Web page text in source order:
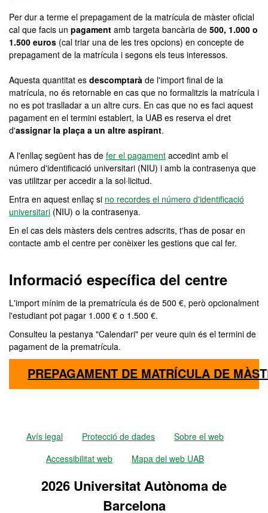
Per dur a terme el prepagament de la matrícula de màster oficial
cal que facis un pagament amb targeta bancària de 500, 1.000 o
1.500 euros (cal triar una de les tres opcions) en concepte de
prepagament de la matrícula i segons els teus interessos.
Aquesta quantitat es descomptarà de l'import final de la
matrícula, no és retornable en cas que no formalitzis la matrícula i
no es pot traslladar a un altre curs. En cas que no es faci aquest
pagament en el termini establert, la UAB es reserva el dret
d'assignar la plaça a un altre aspirant.
A l'enllaç següent has de fer el pagament accedint amb el
número d'identificació universitari (NIU) i amb la contrasenya que
vas utilitzar per accedir a la sol·licitud.
Entra en aquest enllaç si no recordes el número d'identificació
universitari (NIU) o la contrasenya.
En el cas dels màsters dels centres adscrits, t'has de posar en
contacte amb el centre per conèixer les gestions que cal fer.
Informació específica del centre
L'import mínim de la prematrícula és de 500 €, però opcionalment
l'estudiant pot pagar 1.000 € o 1.500 €.
Consulteu la pestanya "Calendari" per veure quin és el termini de
pagament de la prematrícula.
PREPAGAMENT DE MATRÍCULA DE
Avís legal Protecció de dades
Sobre el web
Accessibilitat web
Mapa del web UAB
2026 Universitat Autònoma de
Barcelona